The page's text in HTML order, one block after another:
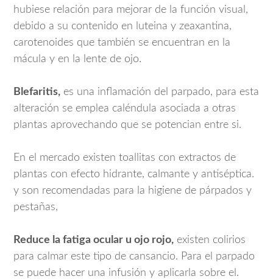
hubiese relación para mejorar de la función visual,
debido a su contenido en luteina y zeaxantina,
carotenoides que también se encuentran en la
mácula y en la lente de ojo.
Blefaritis, es una inflamación del parpado, para esta
alteración se emplea caléndula asociada a otras
plantas aprovechando que se potencian entre si.
En el mercado existen toallitas con extractos de
plantas con efecto hidrante, calmante y antiséptica.
y son recomendadas para la higiene de párpados y
pestañas,
Reduce la fatiga ocular u ojo rojo, existen colirios
para calmar este tipo de cansancio. Para el parpado
se puede hacer una infusión y aplicarla sobre el.